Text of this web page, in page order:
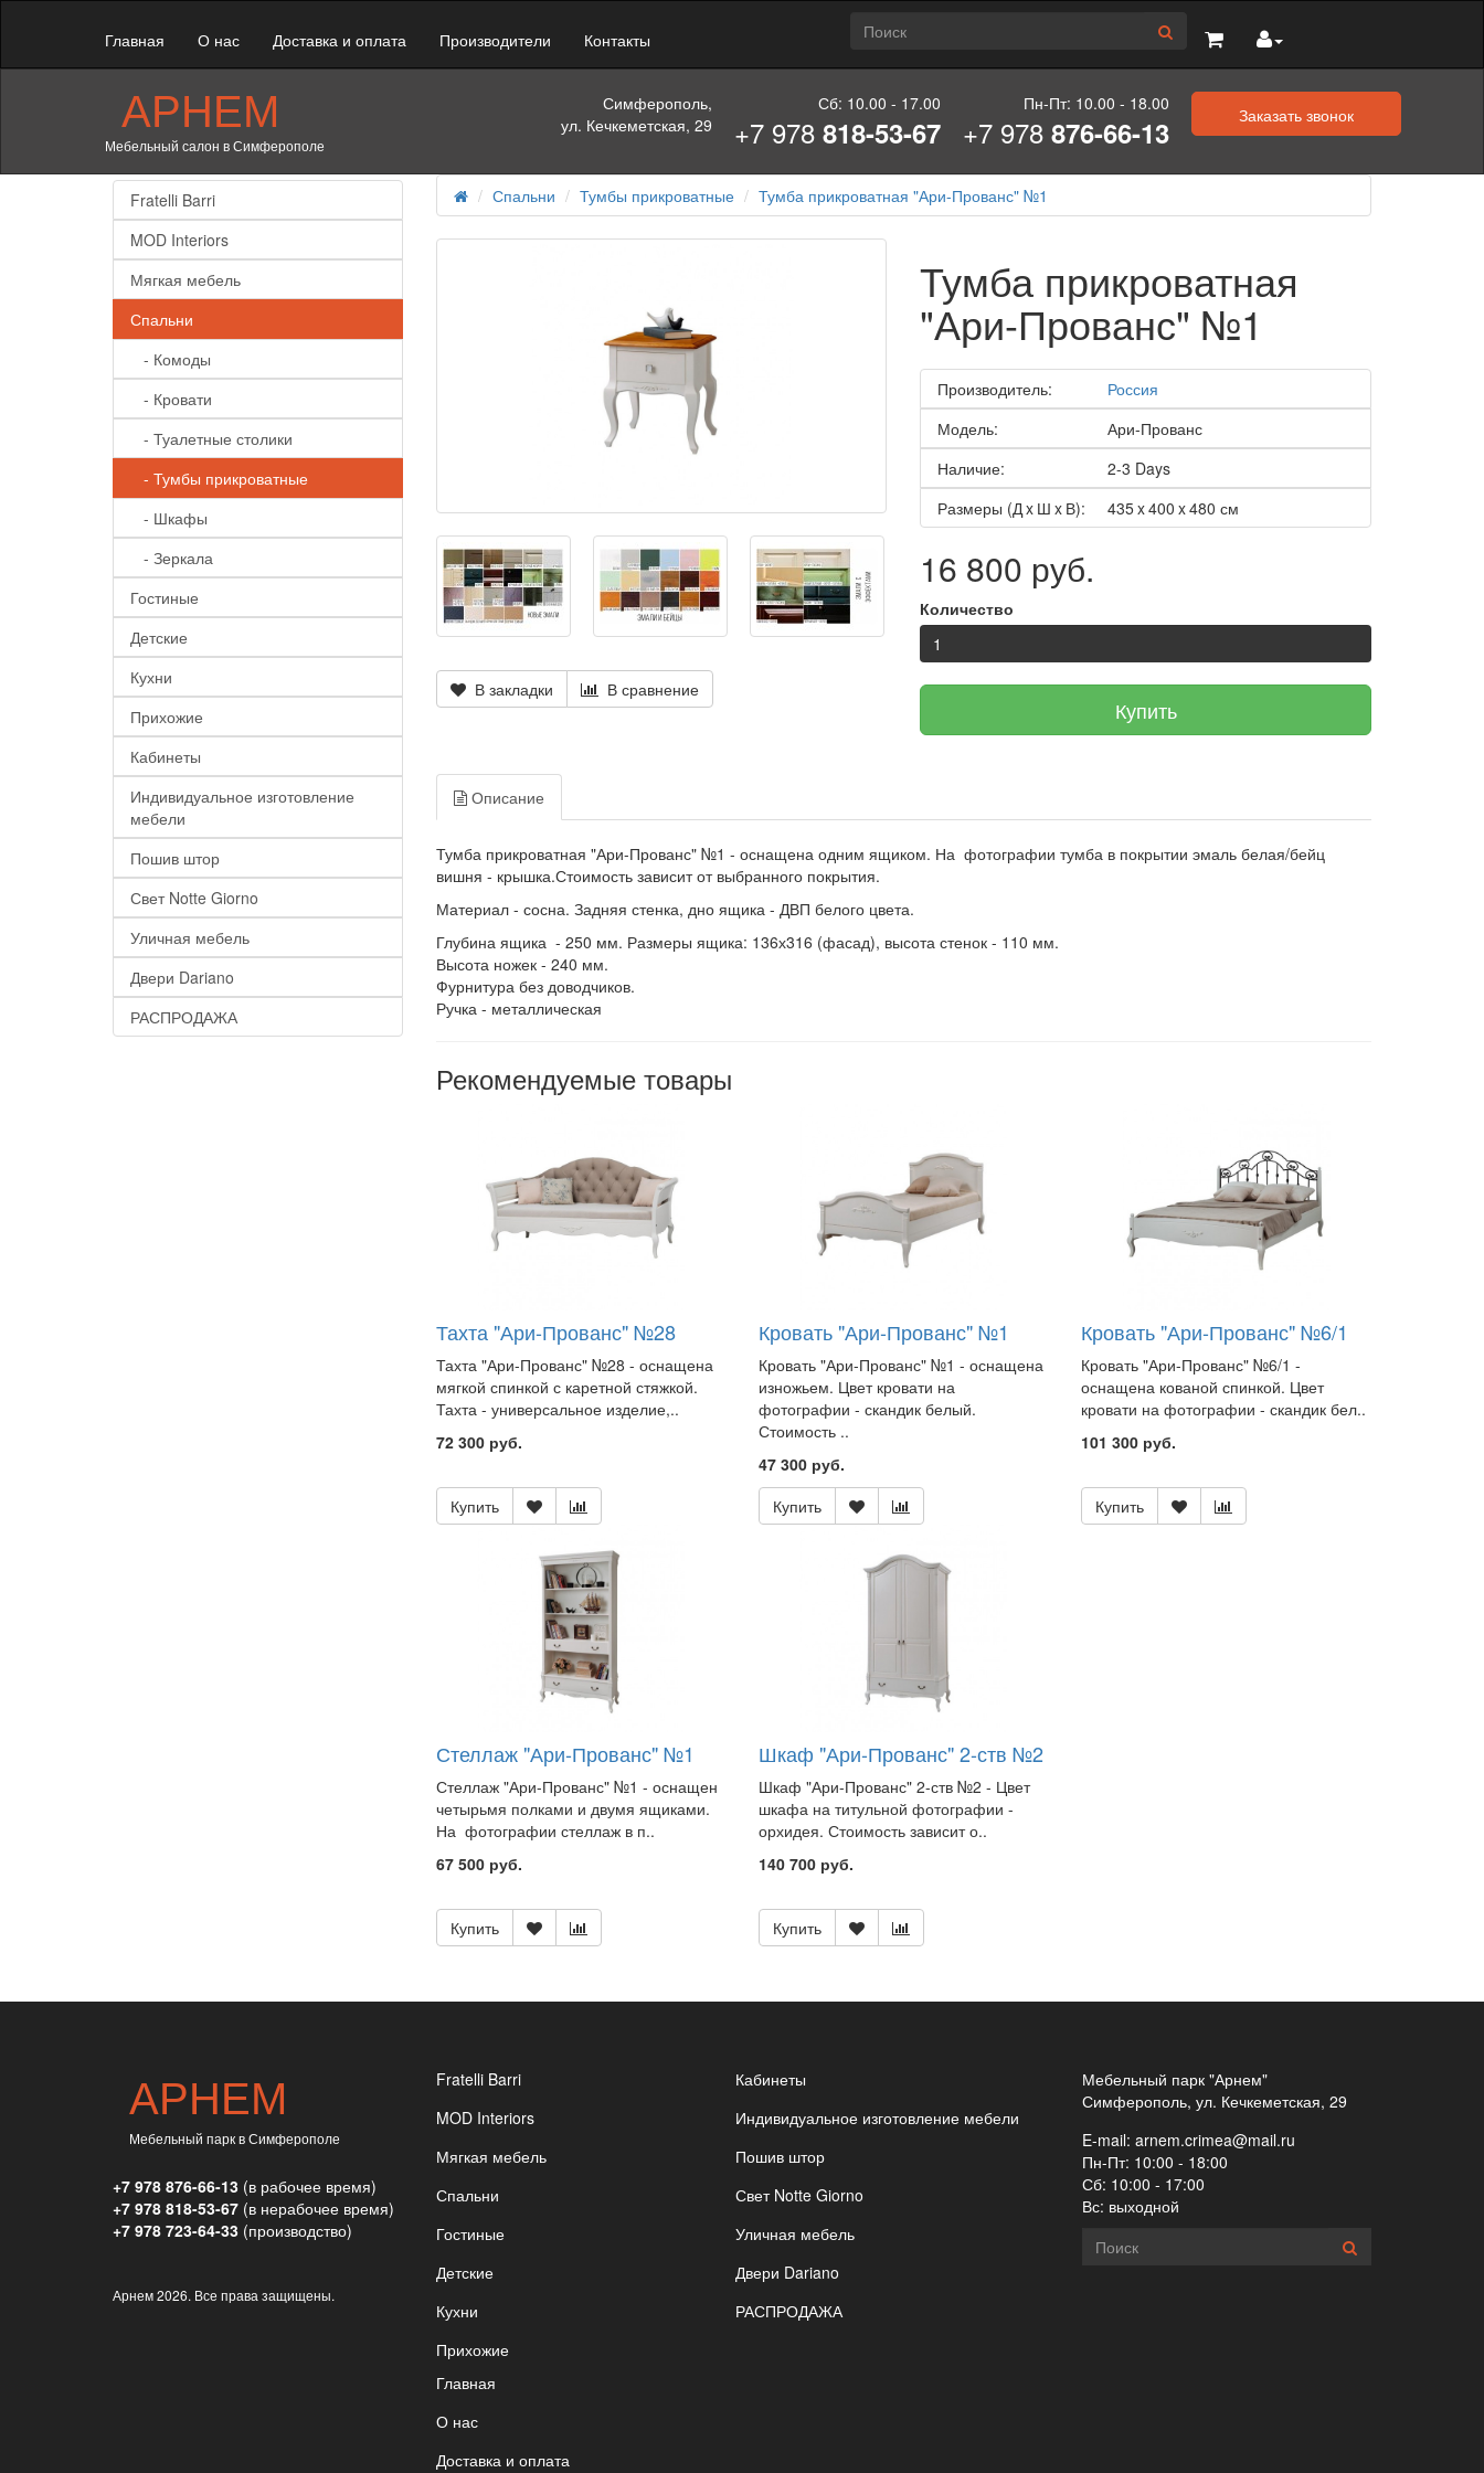
Главная О нас Доставка и оплата Производители Контакты
АРНЕМ
Мебельный салон в Симферополе
Симферополь,
ул. Кечкеметская, 29
Сб: 10.00 - 17.00
+7 978818-53-67
Пн-Пт: 10.00 - 18.00
+7 978876-66-13 Заказать звонок
Fratelli Barri
MOD Interiors
Мягкая мебель
Спальни
- Комоды
- Кровати
- Туалетные столики
- Тумбы прикроватные
- Шкафы
- Зеркала
Гостиные
Детские
Кухни
Прихожие
Кабинеты
Индивидуальное изготовление
мебели
Пошив штор
Свет Notte Giorno
Уличная мебель
Двери Dariano
РАСПРОДАЖА
Спальни Тумбы прикроватные Тумба прикроватная "Ари-Прованс" №1
В закладки В сравнение
Тумба прикроватная
"Ари-Прованс" №1
Производитель:
Россия
Модель:
Ари-Прованс
Наличие:
2-3 Days
Размеры (Д x Ш x В):
435 x 400 x 480 см
16 800 руб.
Количество
Купить
Описание
Тумба прикроватная "Ари-Прованс" №1 - оснащена одним ящиком. На фотографии тумба в покрытии эмаль белая/бейц
вишня - крышка.Стоимость зависит от выбранного покрытия.
Материал - сосна. Задняя стенка, дно ящика - ДВП белого цвета.
Глубина ящика - 250 мм. Размеры ящика: 136х316 (фасад), высота стенок - 110 мм.
Высота ножек - 240 мм.
Фурнитура без доводчиков.
Ручка - металлическая
Рекомендуемые товары
Тахта "Ари-Прованс" №28
Тахта "Ари-Прованс" №28 - оснащена
мягкой спинкой с каретной стяжкой.
Тахта - универсальное изделие,..
72 300 руб.
Купить
Кровать "Ари-Прованс" №1
Кровать "Ари-Прованс" №1 - оснащена
изножьем. Цвет кровати на
фотографии - скандик белый.
Стоимость ..
47 300 руб.
Купить
Кровать "Ари-Прованс" №6/1
Кровать "Ари-Прованс" №6/1 -
оснащена кованой спинкой. Цвет
кровати на фотографии - скандик бел..
101 300 руб.
Купить
Стеллаж "Ари-Прованс" №1
Стеллаж "Ари-Прованс" №1 - оснащен
четырьмя полками и двумя ящиками.
На фотографии стеллаж в п..
67 500 руб.
Купить
Шкаф "Ари-Прованс" 2-ств №2
Шкаф "Ари-Прованс" 2-ств №2 - Цвет
шкафа на титульной фотографии -
орхидея. Стоимость зависит о..
140 700 руб.
Купить
АРНЕМ
Мебельный парк в Симферополе
+7 978 876-66-13 (в рабочее время)
+7 978 818-53-67 (в нерабочее время)
+7 978 723-64-33 (производство)
Арнем2026. Все права защищены.
Fratelli Barri
MOD Interiors
Мягкая мебель
Спальни
Гостиные
Детские
Кухни
Прихожие
Кабинеты
Индивидуальное изготовление мебели
Пошив штор
Свет Notte Giorno
Уличная мебель
Двери Dariano
РАСПРОДАЖА
Главная
О нас
Доставка и оплата
Мебельный парк "Арнем"
Симферополь, ул. Кечкеметская, 29
E-mail: arnem.crimea@mail.ru
Пн-Пт: 10:00 - 18:00
Сб: 10:00 - 17:00
Вс: выходной